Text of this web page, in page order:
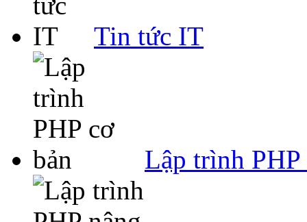
Tin tức IT
Lập trình PHP